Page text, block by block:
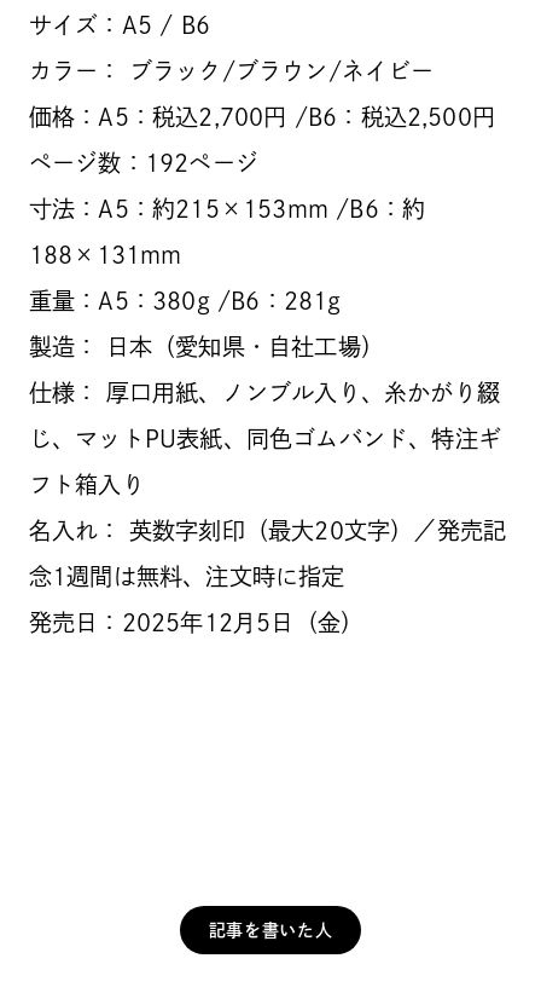
サイズ：A5 / B6
カラー： ブラック/ブラウン/ネイビー
価格：A5：税込2,700円 /B6：税込2,500円
ページ数：192ページ
寸法：A5：約215×153mm /B6：約
188×131mm
重量：A5：380g /B6：281g
製造： 日本（愛知県・自社工場）
仕様： 厚口用紙、ノンブル入り、糸かがり綴
じ、マットPU表紙、同色ゴムバンド、特注ギ
フト箱入り
名入れ： 英数字刻印（最大20文字）／発売記
念1週間は無料、注文時に指定
発売日：2025年12月5日（金）
記事を書いた人